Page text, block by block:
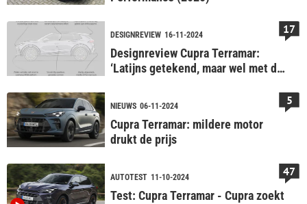
DESIGNREVIEW 16-11-2024
Designreview Cupra Terramar:
‘Latijns getekend, maar wel met de
17
NIEUWS 06-11-2024
Cupra Terramar: mildere motor
drukt de prijs
5
AUTOTEST 11-10-2024
Test: Cupra Terramar - Cupra zoekt
47